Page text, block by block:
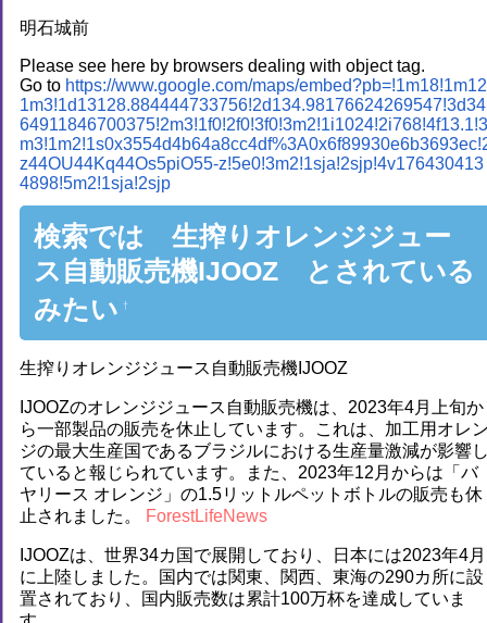
明石城前
Please see here by browsers dealing with object tag.
Go to https://www.google.com/maps/
z44OU44Kq44Os5piO55-z!5e0!3m2!1sja!2sjp!4v176430413
4898!5m2!1sja!2sjp
検索では 生搾りオレンジジュー
ス自動販売機IJOOZ とされている
みたい †
生搾りオレンジジュース自動販売機IJOOZ
IJOOZのオレンジジュース自動販売機は、2023年4月上旬か
ら一部製品の販売を休止しています。これは、加工用オレ
ジの最大生産国であるブラジルにおける生産量激減が影響
ていると報じられています。また、2023年12月からは「バ
ヤリース オレンジ」の1.5リットルペットボトルの販売も休
止されました。
ForestLifeNews
IJOOZは、世界34カ国で展開しており、日本には2023年4月
に上陸しました。国内では関東、関西、東海の290カ所に設
置されており、国内販売数は累計100万杯を達成していま